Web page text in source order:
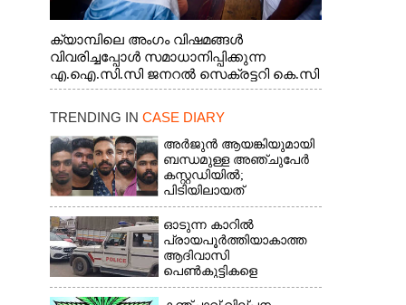
ക്യാമ്പിലെ അംഗം വിഷമങ്ങൾ
വിവരിച്ചപ്പോൾ സമാധാനിപ്പിക്കുന്ന
എ.ഐ.സി.സി ജനറൽ സെക്രട്ടറി കെ.സി
വേണുഗോപാൽ എം.പി. സഹകരണ-
എന്നിവർ
TRENDING IN CASE DIARY
അർജുൻ ആയങ്കിയുമായി
ബന്ധമുള്ള അഞ്ചുപേർ
കസ്റ്റഡിയിൽ;
പിടിയിലായത്
തിരുവനന്തപുരത്ത് നിന്ന്
ഓടുന്ന കാറിൽ
പ്രായപൂർത്തിയാകാത്ത
ആദിവാസി
പെൺകുട്ടികളെ
കൂട്ടബലാത്സംഗത്തിന്
ഇരയാക്കി; മൂന്ന് പേർ